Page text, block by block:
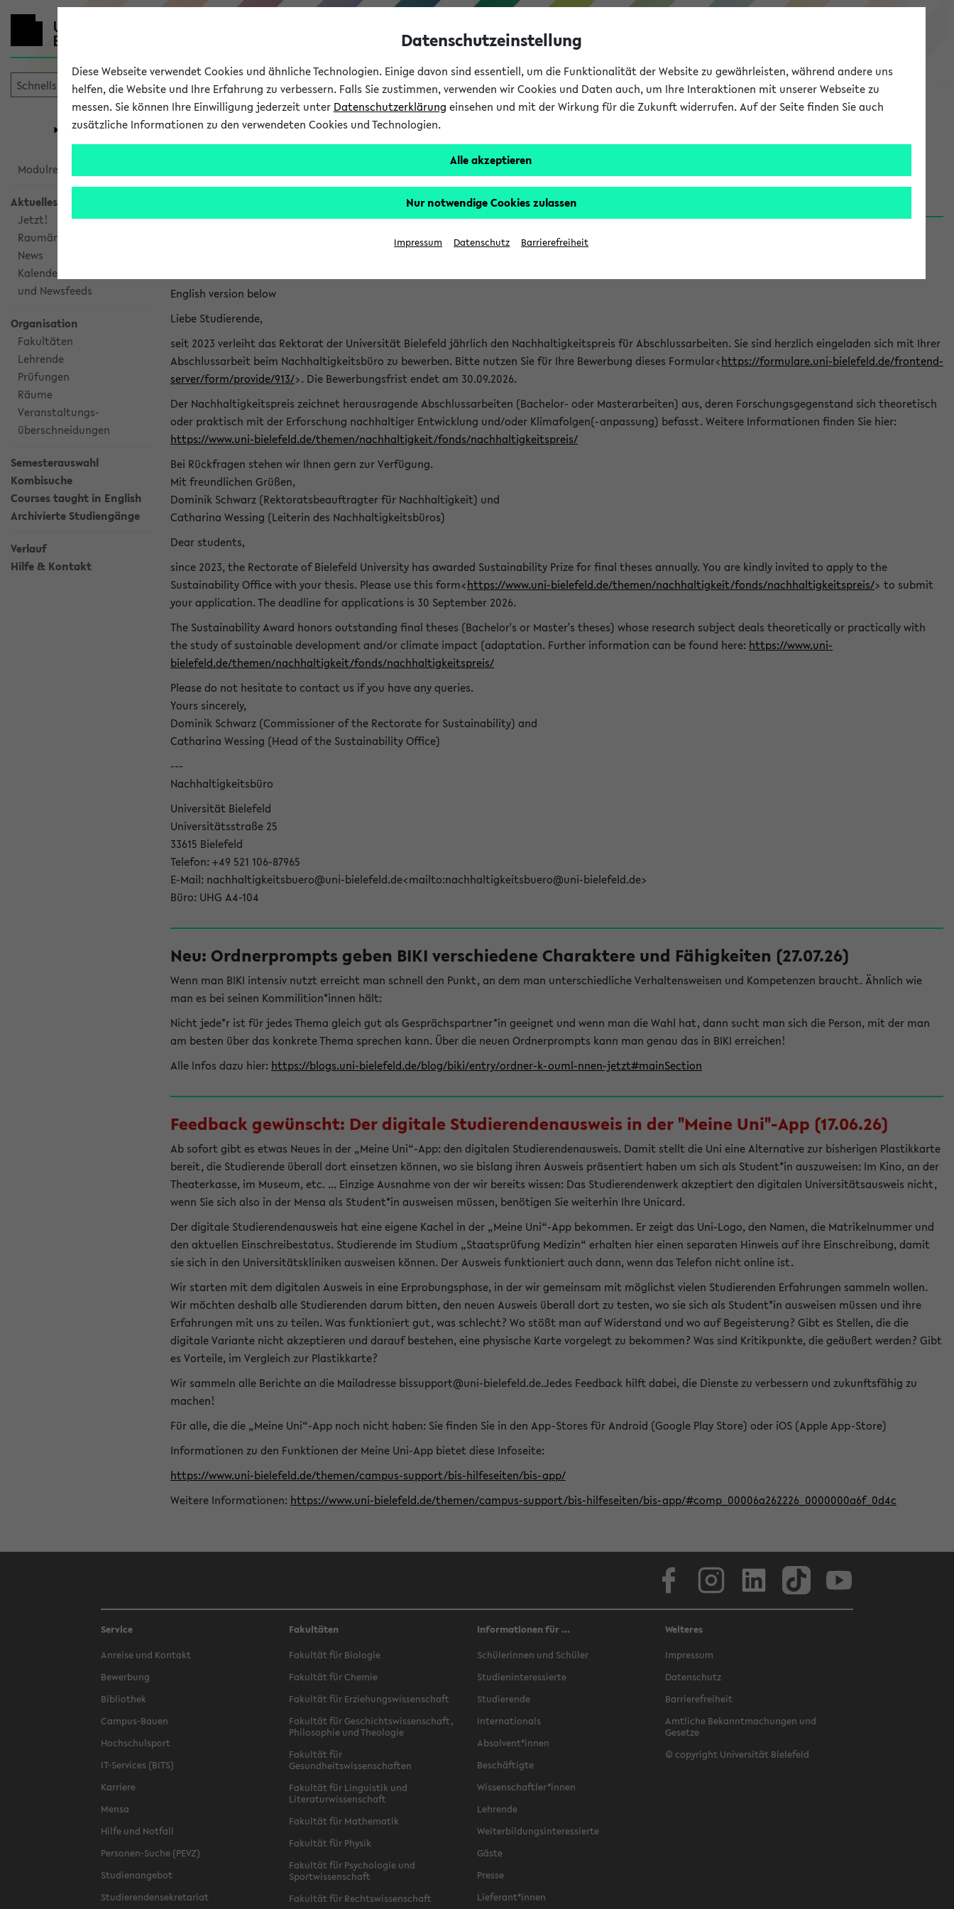
eKVV
Universität Forschung Studium
eKVV
Modulrecherche
Aktuelles
Jetzt!
Raumänderungen
News
Kalenderintegration
und Newsfeeds
Organisation
Fakultäten
Lehrende
Prüfungen
Räume
Veranstaltungs-
überschneidungen
Semesterauswahl
Kombisuche
Courses taught in English
Archivierte Studiengänge
Verlauf
Hilfe & Kontakt
eKVV News
Nachhaltigkeitspreis 2026: Bewerbungsphase gestartet (06.08.26)
English version below
Liebe Studierende,
seit 2023 verleiht das Rektorat der Universität Bielefeld jährlich den Nachhaltigkeitspreis für Abschlussarbeiten. Sie sind herzlich eingeladen sich mit Ihrer
Abschlussarbeit beim Nachhaltigkeitsbüro zu bewerben. Bitte nutzen Sie für Ihre Bewerbung dieses Formular<https://formulare.uni-bielefeld.de/frontend-
server/form/provide/913/>. Die Bewerbungsfrist endet am 30.09.2026.
Der Nachhaltigkeitspreis zeichnet herausragende Abschlussarbeiten (Bachelor- oder Masterarbeiten) aus, deren Forschungsgegenstand sich theoretisch
oder praktisch mit der Erforschung nachhaltiger Entwicklung und/oder Klimafolgen(-anpassung) befasst. Weitere Informationen finden Sie hier:
https://www.uni-bielefeld.de/themen/nachhaltigkeit/fonds/nachhaltigkeitspreis/
Bei Rückfragen stehen wir Ihnen gern zur Verfügung.
Mit freundlichen Grüßen,
Dominik Schwarz (Rektoratsbeauftragter für Nachhaltigkeit) und
Catharina Wessing (Leiterin des Nachhaltigkeitsbüros)
Dear students,
since 2023, the Rectorate of Bielefeld University has awarded Sustainability Prize for final theses annually. You are kindly invited to apply to the
Sustainability Office with your thesis. Please use this form<https://www.uni-bielefeld.de/themen/nachhaltigkeit/fonds/nachhaltigkeitspreis/> to submit
your application. The deadline for applications is 30 September 2026.
The Sustainability Award honors outstanding final theses (Bachelor's or Master's theses) whose research subject deals theoretically or practically with
the study of sustainable development and/or climate impact (adaptation. Further information can be found here: https://www.uni-
bielefeld.de/themen/nachhaltigkeit/fonds/nachhaltigkeitspreis/
Please do not hesitate to contact us if you have any queries.
Yours sincerely,
Dominik Schwarz (Commissioner of the Rectorate for Sustainability) and
Catharina Wessing (Head of the Sustainability Office)
---
Nachhaltigkeitsbüro
Universität Bielefeld
Universitätsstraße 25
33615 Bielefeld
Telefon: +49 521 106-87965
E-Mail: nachhaltigkeitsbuero@uni-bielefeld.de<mailto:nachhaltigkeitsbuero@uni-bielefeld.de>
Büro: UHG A4-104
Neu: Ordnerprompts geben BIKI verschiedene Charaktere und Fähigkeiten (27.07.26)
Wenn man BIKI intensiv nutzt erreicht man schnell den Punkt, an dem man unterschiedliche Verhaltensweisen und Kompetenzen braucht. Ähnlich wie
man es bei seinen Kommilition*innen hält:
Nicht jede*r ist für jedes Thema gleich gut als Gesprächspartner*in geeignet und wenn man die Wahl hat, dann sucht man sich die Person, mit der man
am besten über das konkrete Thema sprechen kann. Über die neuen Ordnerprompts kann man genau das in BIKI erreichen!
Alle Infos dazu hier: https://blogs.uni-bielefeld.de/blog/biki/entry/ordner-k-ouml-nnen-jetzt#mainSection
Feedback gewünscht: Der digitale Studierendenausweis in der "Meine Uni"-App (17.06.26)
Ab sofort gibt es etwas Neues in der „Meine Uni“-App: den digitalen Studierendenausweis. Damit stellt die Uni eine Alternative zur bisherigen Plastikkarte
bereit, die Studierende überall dort einsetzen können, wo sie bislang ihren Ausweis präsentiert haben um sich als Student*in auszuweisen: Im Kino, an der
Theaterkasse, im Museum, etc. ... Einzige Ausnahme von der wir bereits wissen: Das Studierendenwerk akzeptiert den digitalen Universitätsausweis nicht,
wenn Sie sich also in der Mensa als Student*in ausweisen müssen, benötigen Sie weiterhin Ihre Unicard.
Der digitale Studierendenausweis hat eine eigene Kachel in der „Meine Uni“-App bekommen. Er zeigt das Uni-Logo, den Namen, die Matrikelnummer und
den aktuellen Einschreibestatus. Studierende im Studium „Staatsprüfung Medizin“ erhalten hier einen separaten Hinweis auf ihre Einschreibung, damit
sie sich in den Universitätskliniken ausweisen können. Der Ausweis funktioniert auch dann, wenn das Telefon nicht online ist.
Wir starten mit dem digitalen Ausweis in eine Erprobungsphase, in der wir gemeinsam mit möglichst vielen Studierenden Erfahrungen sammeln wollen.
Wir möchten deshalb alle Studierenden darum bitten, den neuen Ausweis überall dort zu testen, wo sie sich als Student*in ausweisen müssen und ihre
Erfahrungen mit uns zu teilen. Was funktioniert gut, was schlecht? Wo stößt man auf Widerstand und wo auf Begeisterung? Gibt es Stellen, die die
digitale Variante nicht akzeptieren und darauf bestehen, eine physische Karte vorgelegt zu bekommen? Was sind Kritikpunkte, die geäußert werden? Gibt
es Vorteile, im Vergleich zur Plastikkarte?
Wir sammeln alle Berichte an die Mailadresse bissupport@uni-bielefeld.de.Jedes Feedback hilft dabei, die Dienste zu verbessern und zukunftsfähig zu
machen!
Für alle, die die „Meine Uni“-App noch nicht haben: Sie finden Sie in den App-Stores für Android (Google Play Store) oder iOS (Apple App-Store)
Informationen zu den Funktionen der Meine Uni-App bietet diese Infoseite:
https://www.uni-bielefeld.de/themen/campus-support/bis-hilfeseiten/bis-app/
Weitere Informationen: https://www.uni-bielefeld.de/themen/campus-support/bis-hilfeseiten/bis-app/#comp_00006a262226_0000000a6f_0d4c
Service
Anreise und Kontakt
Bewerbung
Bibliothek
Campus-Bauen
Hochschulsport
IT-Services (BITS)
Karriere
Mensa
Hilfe und Notfall
Personen-Suche (PEVZ)
Studienangebot
Studierendensekretariat
Fakultäten
Fakultät für Biologie
Fakultät für Chemie
Fakultät für Erziehungswissenschaft
Fakultät für Geschichtswissenschaft,
Philosophie und Theologie
Fakultät für
Gesundheitswissenschaften
Fakultät für Linguistik und
Literaturwissenschaft
Fakultät für Mathematik
Fakultät für Physik
Fakultät für Psychologie und
Sportwissenschaft
Fakultät für Rechtswissenschaft
Informationen für ...
Schülerinnen und Schüler
Studieninteressierte
Studierende
Internationals
Absolvent*innen
Beschäftigte
Wissenschaftler*innen
Lehrende
Weiterbildungsinteressierte
Gäste
Presse
Lieferant*innen
Weiteres
Impressum
Datenschutz
Barrierefreiheit
Amtliche Bekanntmachungen und
Gesetze
© copyright Universität Bielefeld
Datenschutzeinstellung
Diese Webseite verwendet Cookies und ähnliche Technologien. Einige davon sind essentiell, um die Funktionalität der Website zu gewährleisten, während andere uns
helfen, die Website und Ihre Erfahrung zu verbessern. Falls Sie zustimmen, verwenden wir Cookies und Daten auch, um Ihre Interaktionen mit unserer Webseite zu
messen. Sie können Ihre Einwilligung jederzeit unter Datenschutzerklärung einsehen und mit der Wirkung für die Zukunft widerrufen. Auf der Seite finden Sie auch
zusätzliche Informationen zu den verwendeten Cookies und Technologien.
Alle akzeptieren
Nur notwendige Cookies zulassen
Impressum Datenschutz Barrierefreiheit